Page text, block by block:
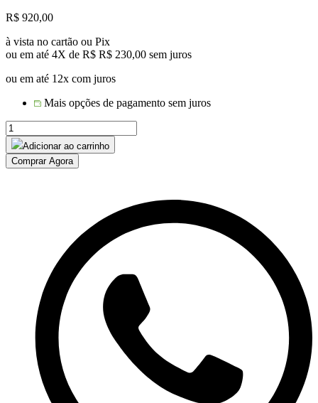
R$ 920,00
à vista no cartão ou Pix
ou em até 4X de R$ R$ 230,00 sem juros
ou em até 12x com juros
Mais opções de pagamento sem juros
CADEIRA
MENPHIS
FITA
NÁUTICA
Adicionar ao carrinho
Comprar Agora